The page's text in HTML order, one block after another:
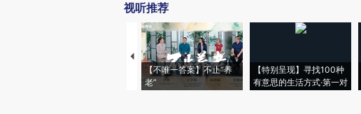
视听推荐
【不唯一答案】不止“养
老”
【特别呈现】寻找100种
有意思的生活方式·第一对